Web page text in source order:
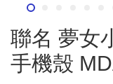
聯名 夢女
手機殼